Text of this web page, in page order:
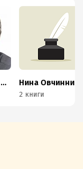
Ольга Борзунова
2 книги